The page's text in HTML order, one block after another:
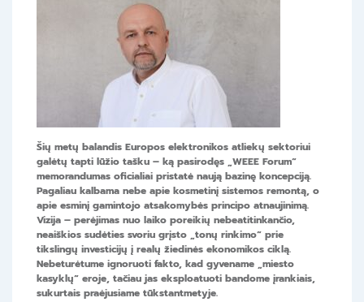
Šių metų balandis Europos elektronikos atliekų sektoriui
galėtų tapti lūžio tašku – ką pasirodęs „WEEE Forum“
memorandumas oficialiai pristatė naują bazinę koncepciją.
Pagaliau kalbama nebe apie kosmetinį sistemos remontą, o
apie esminį gamintojo atsakomybės principo atnaujinimą.
Vizija – perėjimas nuo laiko poreikių nebeatitinkančio,
neaiškios sudėties svoriu grįsto „tonų rinkimo“ prie
tikslingų investicijų į realų žiedinės ekonomikos ciklą.
Nebeturėtume ignoruoti fakto, kad gyvename „miesto
kasyklų“ eroje, tačiau jas eksploatuoti bandome įrankiais,
sukurtais praėjusiame tūkstantmetyje.